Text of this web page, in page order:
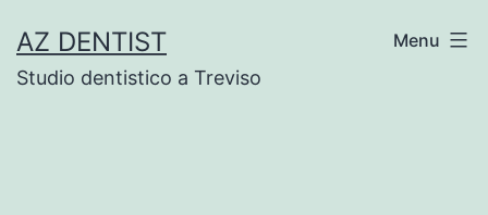
to
content
AZ DENTIST
Studio dentistico a Treviso
Menu